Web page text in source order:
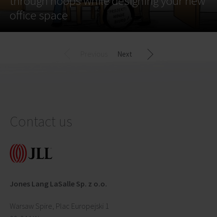
office space
Next
Contact us
Jones Lang LaSalle Sp. z o.o.
Warsaw Spire, Plac Europejski 1